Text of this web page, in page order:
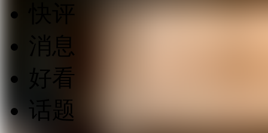
快评
消息
好看
话题